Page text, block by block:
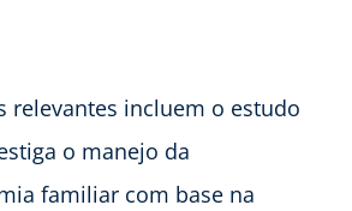
relevantes incluem o estudo
o manejo da
familiar com base na